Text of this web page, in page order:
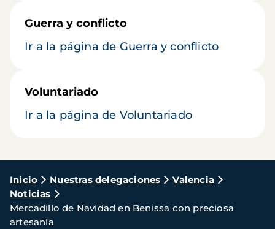
Guerra y conflicto
Ir a la página de Guerra y conflicto
Voluntariado
Ir a la página de Voluntariado
Ruta
de
navegación
Inicio Nuestras delegaciones
Valencia
Noticias
Mercadillo de Navidad en Benissa con preciosa
artesanía